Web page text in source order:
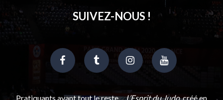
SUIVEZ-NOUS !
Pratiquants avant tout le reste…L’Esprit du Judo, créé en